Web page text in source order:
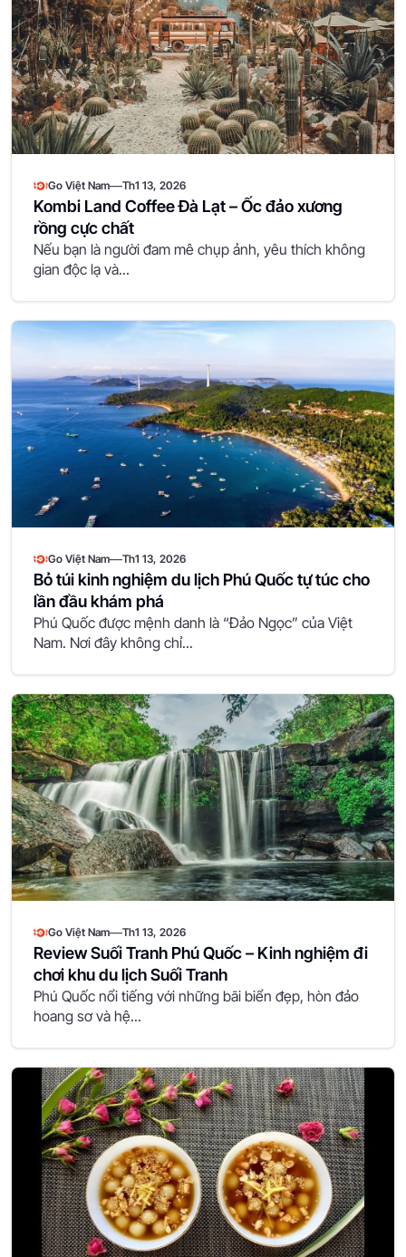
Go Việt Nam—Th1 13, 2026
Kombi Land Coffee Đà Lạt – Ốc đảo xương
rồng cực chất
Nếu bạn là người đam mê chụp ảnh, yêu thích không
gian độc lạ và...
Go Việt Nam—Th1 13, 2026
Bỏ túi kinh nghiệm du lịch Phú Quốc tự túc cho
lần đầu khám phá
Phú Quốc được mệnh danh là “Đảo Ngọc” của Việt
Nam. Nơi đây không chỉ...
Go Việt Nam—Th1 13, 2026
Review Suối Tranh Phú Quốc – Kinh nghiệm đi
chơi khu du lịch Suối Tranh
Phú Quốc nổi tiếng với những bãi biển đẹp, hòn đảo
hoang sơ và hệ...